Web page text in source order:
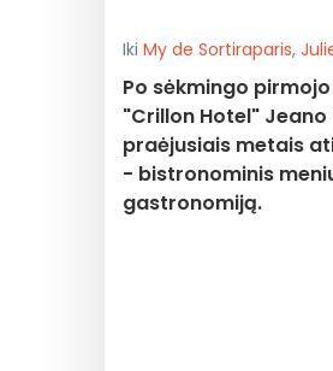
Iki My de Sortiraparis,
Po sėkmingo
"Crillon Hotel"
praėjusiais metais
- bistronominis
gastronomiją.